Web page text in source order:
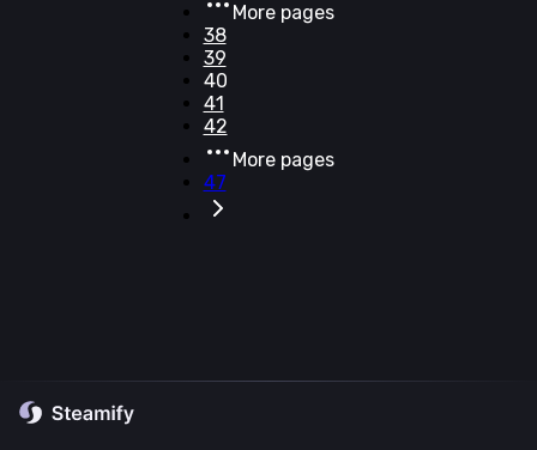
More pages
38
39
40
41
42
More pages
47